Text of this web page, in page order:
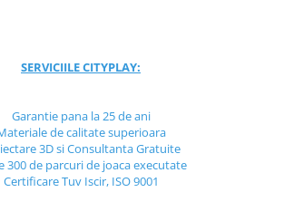
SERVICIILE CITYPLAY:
Garantie pana la 25 de ani
de calitate superioara
3D si Consultanta Gratuite
300 de parcuri de joaca executate
Certificare Tuv Iscir, ISO 9001